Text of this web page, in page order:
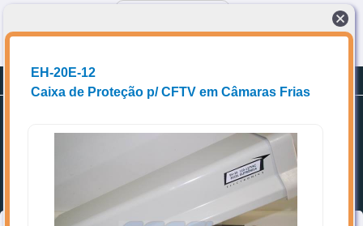
Home Favoritos
EH-20E-12
Caixa de Proteção p/ CFTV em Câmaras Frias